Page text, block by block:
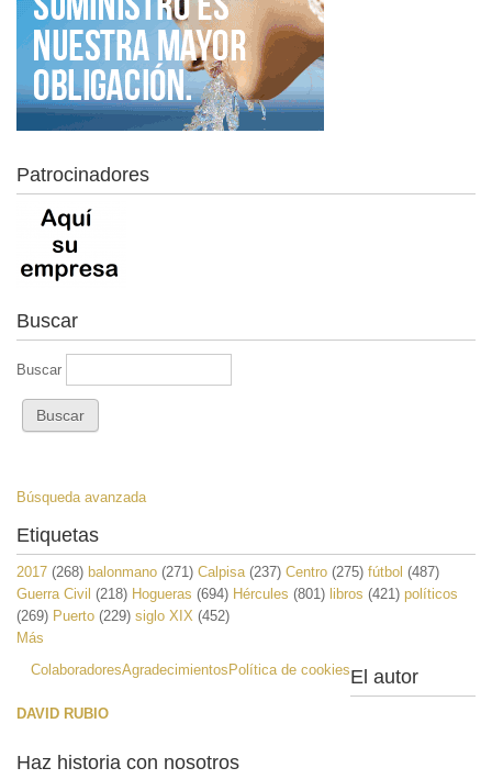
Patrocinadores
Buscar
Buscar
Búsqueda avanzada
Etiquetas
2017 (268) balonmano (271) Calpisa(237) Centro (275) fútbol (487)
Guerra Civil (218) Hogueras (694) Hércules (801) libros (421) políticos
(269) Puerto (229) siglo XIX (452)
Más
ColaboradoresAgradecimientosPolítica de cookiesEl autor
DAVID RUBIO
Haz historia con nosotros